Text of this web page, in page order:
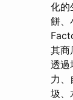
化的
餅、
其商
透過
力、
圾、